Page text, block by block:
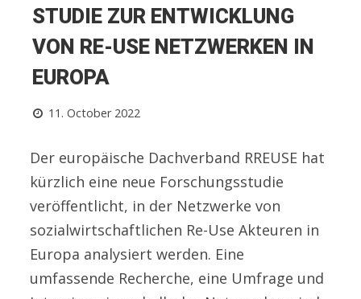
STUDIE ZUR ENTWICKLUNG
VON RE-USE NETZWERKEN IN
EUROPA
11. October 2022
Der europäische Dachverband RREUSE hat
kürzlich eine neue Forschungsstudie
veröffentlicht, in der Netzwerke von
sozialwirtschaftlichen Re-Use Akteuren in
Europa analysiert werden. Eine
umfassende Recherche, eine Umfrage und